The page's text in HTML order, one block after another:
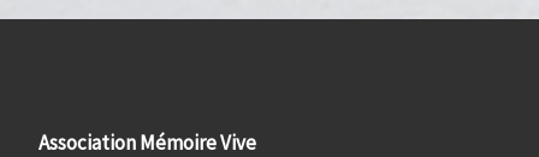
Association Mémoire Vive